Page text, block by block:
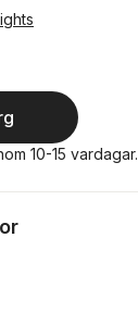
10-15 vardagar.